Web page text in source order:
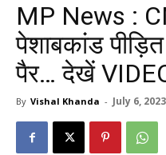
MP News :
पेशाबकांड
पैर… देखें
By Vishal Khanda - July 6, 2023